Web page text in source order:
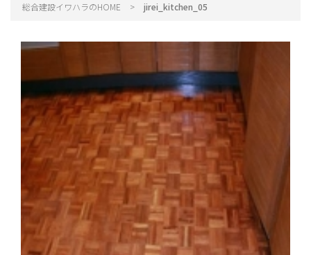
総合建設イワハラのHOME > jirei_kitchen_05